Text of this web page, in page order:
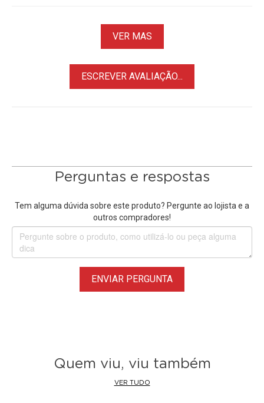
VER MAS
ESCREVER AVALIAÇÃO...
Perguntas e respostas
Tem alguma dúvida sobre este produto? Pergunte ao lojista e a
outros compradores!
ENVIAR PERGUNTA
Quem viu, viu também
VER TUDO